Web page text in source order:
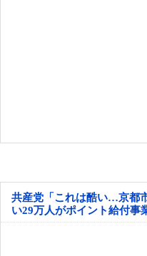
共産党「これは酷い…京都
い29万人がポイント給付事